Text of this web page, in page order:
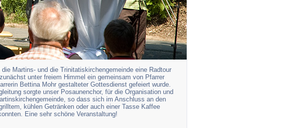
Martins- und die Trinitatiskirchengemeinde eine Radtour
unter freiem Himmel ein gemeinsam von Pfarrer
Bettina Mohr gestalteter Gottesdienst gefeiert wurde.
sorgte unser Posaunenchor, für die Organisation und
so dass sich im Anschluss an den
kühlen Getränken oder auch einer Tasse Kaffee
Eine sehr schöne Veranstaltung!